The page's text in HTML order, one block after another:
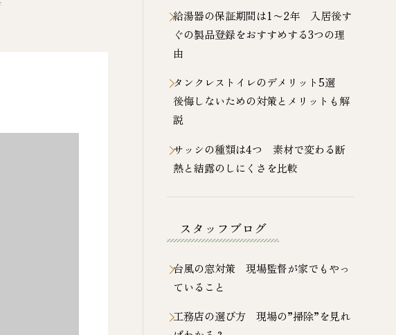
給湯器の保証期間は1〜2年 入居後す
ぐの製品登録をおすすめする3つの理
由
タンクレストイレのデメリット5選
後悔しないための対策とメリットも解
説
サッシの種類は4つ 素材で変わる断
熱と結露のしにくさを比較
スタッフブログ
台風の窓対策 現場監督が家でもやっ
ていること
工務店の選び方 現場の”掃除”を見れ